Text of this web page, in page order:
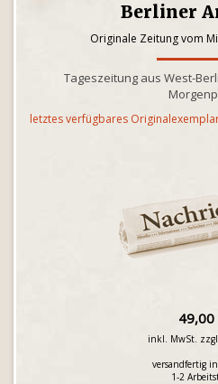
Berliner
Originale Zeitung vom
Tageszeitung aus West-
letztes verfügbares
49,00
inkl. MwSt.
versandfertig
1-2